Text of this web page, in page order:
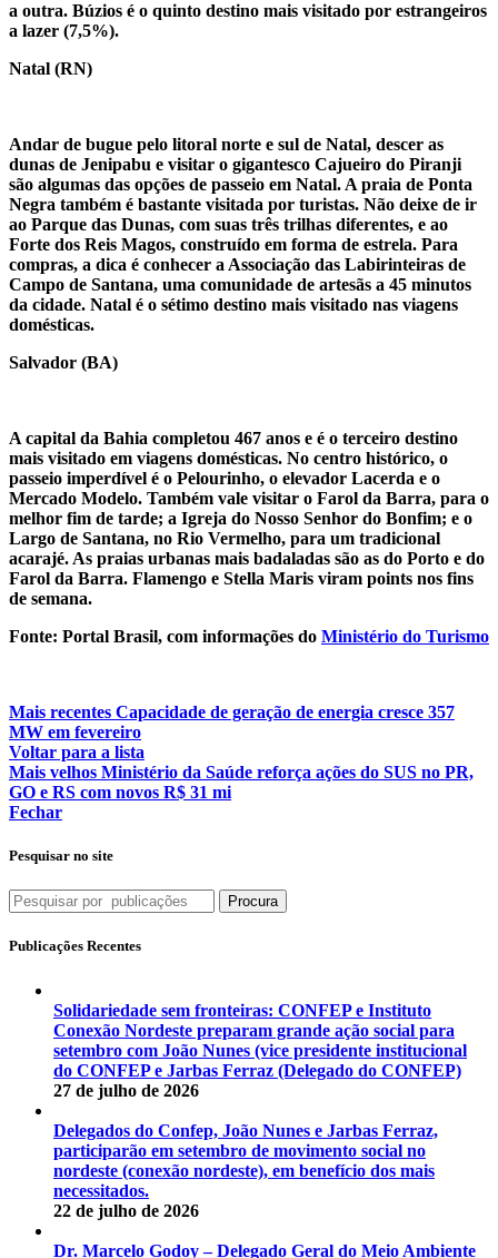
a outra. Búzios é o quinto destino mais visitado por estrangeiros
a lazer (7,5%).
Natal (RN)
Andar de bugue pelo litoral norte e sul de Natal, descer as
dunas de Jenipabu e visitar o gigantesco Cajueiro do Piranji
são algumas das opções de passeio em Natal. A praia de Ponta
Negra também é bastante visitada por turistas. Não deixe de ir
ao Parque das Dunas, com suas três trilhas diferentes, e ao
Forte dos Reis Magos, construído em forma de estrela. Para
compras, a dica é conhecer a Associação das Labirinteiras de
Campo de Santana, uma comunidade de artesãs a 45 minutos
da cidade. Natal é o sétimo destino mais visitado nas viagens
domésticas.
Salvador (BA)
A capital da Bahia completou 467 anos e é o terceiro destino
mais visitado em viagens domésticas. No centro histórico, o
passeio imperdível é o Pelourinho, o elevador Lacerda e o
Mercado Modelo. Também vale visitar o Farol da Barra, para o
melhor fim de tarde; a Igreja do Nosso Senhor do Bonfim; e o
Largo de Santana, no Rio Vermelho, para um tradicional
acarajé. As praias urbanas mais badaladas são as do Porto e do
Farol da Barra. Flamengo e Stella Maris viram points nos fins
de semana.
Fonte: Portal Brasil, com informações do Ministério do Turismo
Mais recentes Capacidade de geração de energia cresce 357
MW em fevereiro
Voltar para a lista
Mais velhos Ministério da Saúde reforça ações do SUS no PR,
GO e RS com novos R$ 31 mi
Fechar
Pesquisar no site
Procura
Publicações Recentes
Solidariedade sem fronteiras: CONFEP e Instituto
Conexão Nordeste preparam grande ação social para
setembro com João Nunes (vice presidente institucional
do CONFEP e Jarbas Ferraz (Delegado do CONFEP)
27 de julho de 2026
Delegados do Confep, João Nunes e Jarbas Ferraz,
participarão em setembro de movimento social no
nordeste (conexão nordeste), em benefício dos mais
necessitados.
22 de julho de 2026
Dr. Marcelo Godoy – Delegado Geral do Meio Ambiente